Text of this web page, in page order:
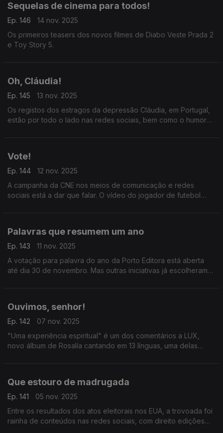
Sequelas de cinema para todos!
Ep. 146
14 nov. 2025
Os primeiros teasers dos novos filmes de Diabo Veste Prada 2
e Toy Story 5.
Oh, Cláudia!
Ep. 145
13 nov. 2025
Os registos dos estragos da depressão Cláudia, em Portugal,
estão por todo o lado nas redes sociais, bem como o humor
Vote!
Ep. 144
12 nov. 2025
A campanha da CNE nos meios de comunicação e redes
sociais está a dar que falar. O vídeo do jogador de futebol
Palavras que resumem um ano
Ep. 143
11 nov. 2025
A votação para palavra do ano da Porto Editora está aberta
até dia 30 de novembro. Mas outras iniciativas já escolheram
Ouvimos, senhor!
Ep. 142
07 nov. 2025
"Uma experiência espiritual" é um dos comentários a LUX,
novo álbum de Rosalía cantando em 13 línguas, uma delas
Que estouro de madrugada
Ep. 141
05 nov. 2025
Entre os resultados dos atos eleitorais nos EUA, a trovoada foi
rainha de conteúdos nas redes sociais, com direito edições